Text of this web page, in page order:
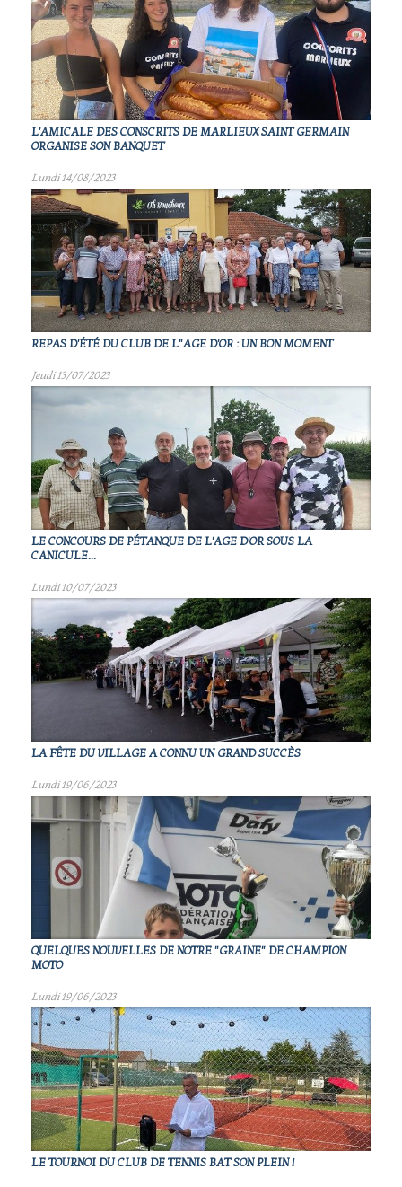
L'AMICALE DES CONSCRITS DE MARLIEUX SAINT GERMAIN
ORGANISE SON BANQUET
Lundi 14/08/2023
REPAS D'ÉTÉ DU CLUB DE L"AGE D'OR : UN BON MOMENT
Jeudi 13/07/2023
LE CONCOURS DE PÉTANQUE DE L'AGE D'OR SOUS LA
CANICULE...
Lundi 10/07/2023
LA FÊTE DU VILLAGE A CONNU UN GRAND SUCCÈS
Lundi 19/06/2023
QUELQUES NOUVELLES DE NOTRE "GRAINE" DE CHAMPION
MOTO
Lundi 19/06/2023
LE TOURNOI DU CLUB DE TENNIS BAT SON PLEIN !